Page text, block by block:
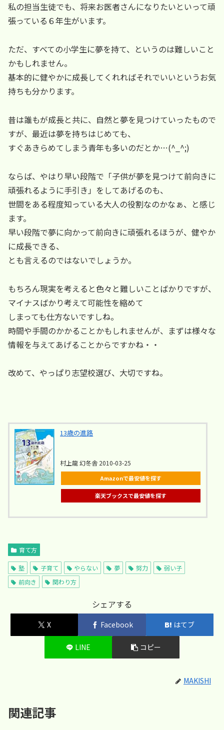
私の担当生徒でも、将来お医者さんになりたいといって頑
張っている６年生がいます。
ただ、すべての小学生に夢を持て、というのは難しいこと
かもしれません。
基本的に健やかに成長してくれればそれでいいというお気
持ちも分かります。
昔は誰もが成長と共に、自然と夢を見つけていったもので
すが、最近は夢を持ちはじめても、
すぐあきらめてしまう青年も多いのだとか…(^_^;)
ならば、やはり早い段階で「子供が夢を見つけて前向きに
頑張れるように手引き」をしてあげるのも、
世間をある程度知っている大人の役割なのかなぁ、と感じ
ます。
早い段階で夢に向かって前向きに頑張れるほうが、健やか
に成長できる、
とも言えるのではないでしょうか。
もちろん現実を考えると色々と難しいことばかりですが、
マイナスばかり考えて可能性を縮めて
しまっても仕方ないですしね。
時間や手間のかかることかもしれませんが、まずは様々な
情報を与えてあげることからですかね・・
改めて、やっぱり志望校選び、大切ですね。
13歳の進路
村上龍 幻冬舎 2010-03-25
Amazonで最安値を探す
楽天ブックスで最安値を探す
育て方
塾 子育て やらない 夢 努力
弱い子
前向き
関わり方
シェアする
X Facebook はてブ
LINE コピー
MAKISHI
関連記事